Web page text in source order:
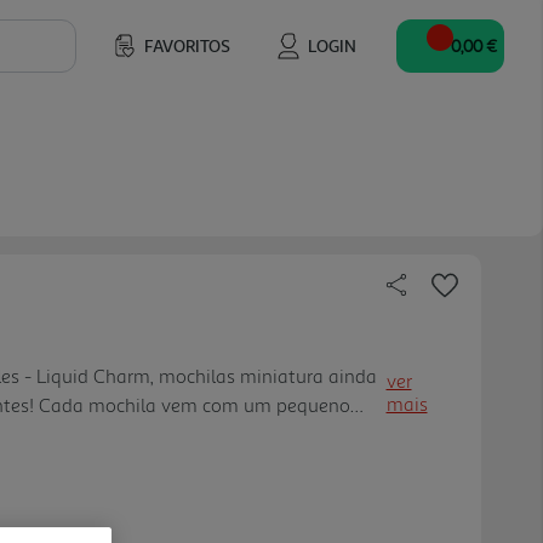
FAVORITOS LOGIN 0,00 €
- Liquid Charm, mochilas miniatura ainda
Cada mochila vem com um pequeno
vibrantes e um animal que flutua e se
fofos e um toque extra de brilho, estas
ver
mais